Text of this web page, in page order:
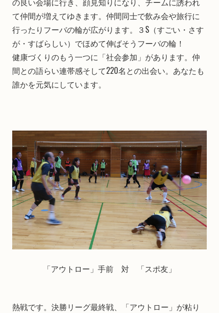
て仲間が増えてゆきます。仲間同士で飲み会や旅行に
行ったりフーバの輪が広がります。３S（すごい・さす
が・すばらしい）でほめて伸ばそうフーバの輪！
健康づくりのもう一つに「社会参加」があります。仲
間との語らい連帯感そして220名との出会い。あなたも
誰かを元気にしています。
「アウトロー」手前 対 「スポ友」
熱戦です。決勝リーグ最終戦、「アウトロー」が粘り